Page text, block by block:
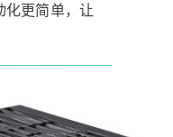
化更简单，让